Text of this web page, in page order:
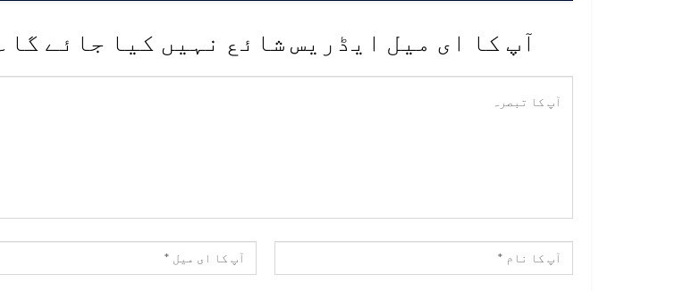
آپ کا ای میل ایڈریس شائع نہیں کیا جائے گا۔